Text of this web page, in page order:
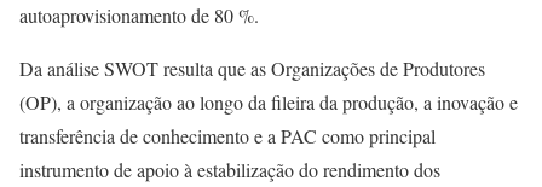
autoaprovisionamento de 80 %.
Da análise SWOT resulta que as Organizações de Produtores
(OP), a organização ao longo da fileira da produção, a inovação e
transferência de conhecimento e a PAC como principal
instrumento de apoio à estabilização do rendimento dos